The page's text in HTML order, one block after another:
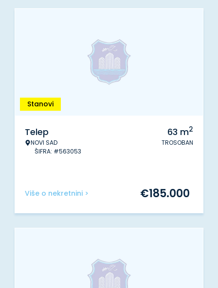
Stanovi
Telep
NOVI SAD
ŠIFRA: #563053
63 m2
TROSOBAN
Više o nekretnini > €185.000